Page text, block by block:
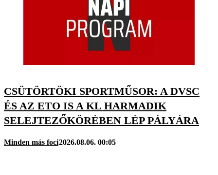
CSÜTÖRTÖKI SPORTMŰSOR: A DVSC
ÉS AZ ETO IS A KL HARMADIK
SELEJTEZŐKÖRÉBEN LÉP PÁLYÁRA
Minden más foci2026.08.06. 00:05